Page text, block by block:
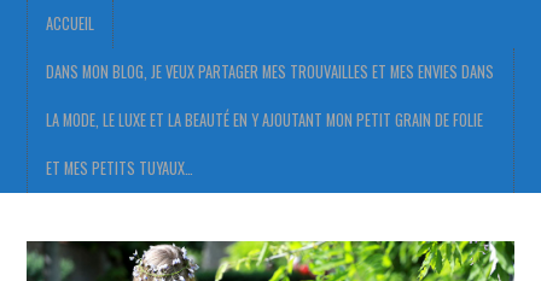
ACCUEIL
DANS MON BLOG, JE VEUX PARTAGER MES TROUVAILLES ET MES ENVIES DANS
LA MODE, LE LUXE ET LA BEAUTÉ EN Y AJOUTANT MON PETIT GRAIN DE FOLIE
ET MES PETITS TUYAUX…